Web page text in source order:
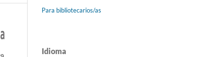
Para bibliotecarios/as
Idioma